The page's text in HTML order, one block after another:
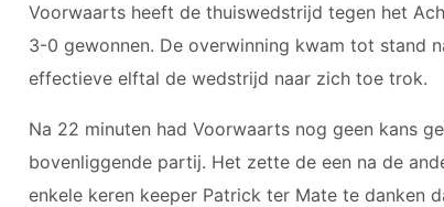
JO10-6
JO10-7
JO10-8JM
JO11-1
JO11-2
Voorwaarts heeft de thuiswedstrijd tegen het
3-0 gewonnen. De overwinning kwam tot stand
effectieve elftal de wedstrijd naar zich toe trok.
Na 22 minuten had Voorwaarts nog geen kans
bovenliggende partij. Het zette de een na de
enkele keren keeper Patrick ter Mate te danken